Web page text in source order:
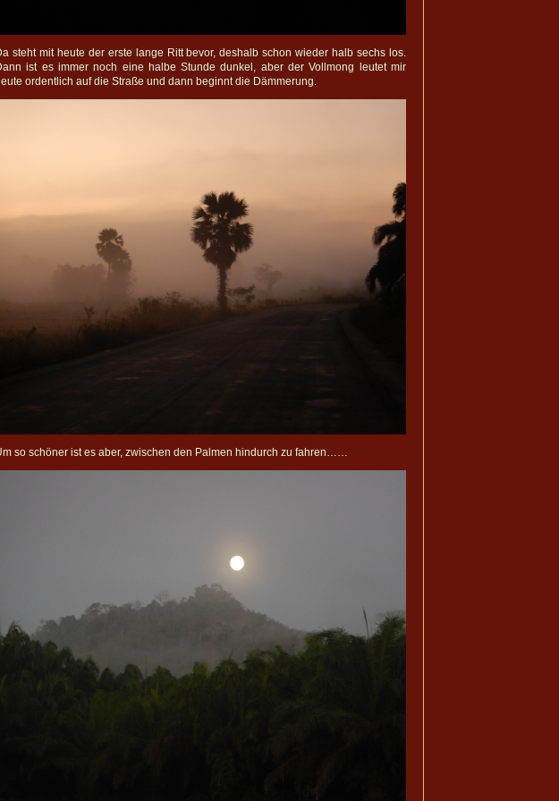
steht mit heute der erste lange Ritt bevor, deshalb schon wieder halb sechs los.
ist es immer noch eine halbe Stunde dunkel, aber der Vollmong leutet mir
ordentlich auf die Straße und dann beginnt die Dämmerung.
so schöner ist es aber, zwischen den Palmen hindurch zu fahren……